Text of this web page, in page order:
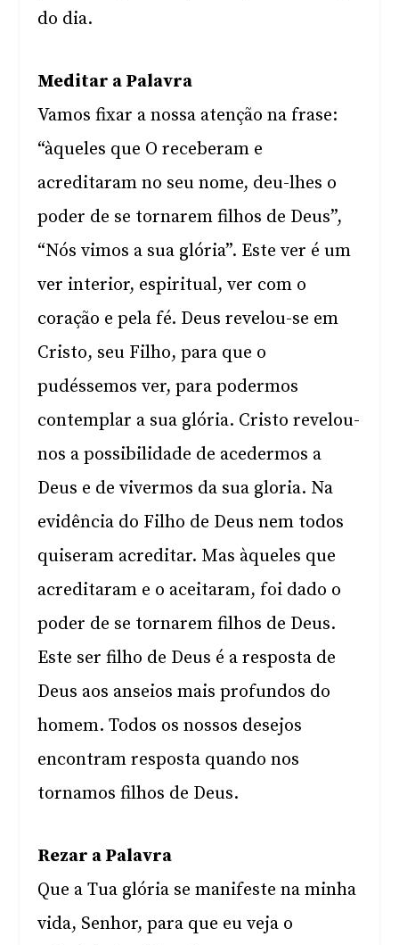
do dia.
Meditar a Palavra
Vamos fixar a nossa atenção na frase:
“àqueles que O receberam e
acreditaram no seu nome, deu-lhes o
poder de se tornarem filhos de Deus”,
“Nós vimos a sua glória”. Este ver é um
ver interior, espiritual, ver com o
coração e pela fé. Deus revelou-se em
Cristo, seu Filho, para que o
pudéssemos ver, para podermos
contemplar a sua glória. Cristo revelou-
nos a possibilidade de acedermos a
Deus e de vivermos da sua gloria. Na
evidência do Filho de Deus nem todos
quiseram acreditar. Mas àqueles que
acreditaram e o aceitaram, foi dado o
poder de se tornarem filhos de Deus.
Este ser filho de Deus é a resposta de
Deus aos anseios mais profundos do
homem. Todos os nossos desejos
encontram resposta quando nos
tornamos filhos de Deus.
Rezar a Palavra
Que a Tua glória se manifeste na minha
vida, Senhor, para que eu veja o